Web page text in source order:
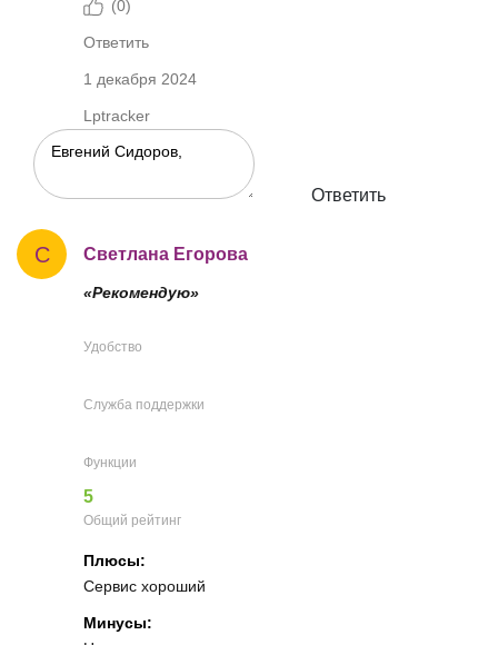
(0)
Ответить
1 декабря 2024
Lptracker
Ответить
С Светлана Егорова
«Рекомендую»
Удобство
Служба поддержки
Функции
5
Общий рейтинг
Плюсы:
Сервис хороший
Минусы: